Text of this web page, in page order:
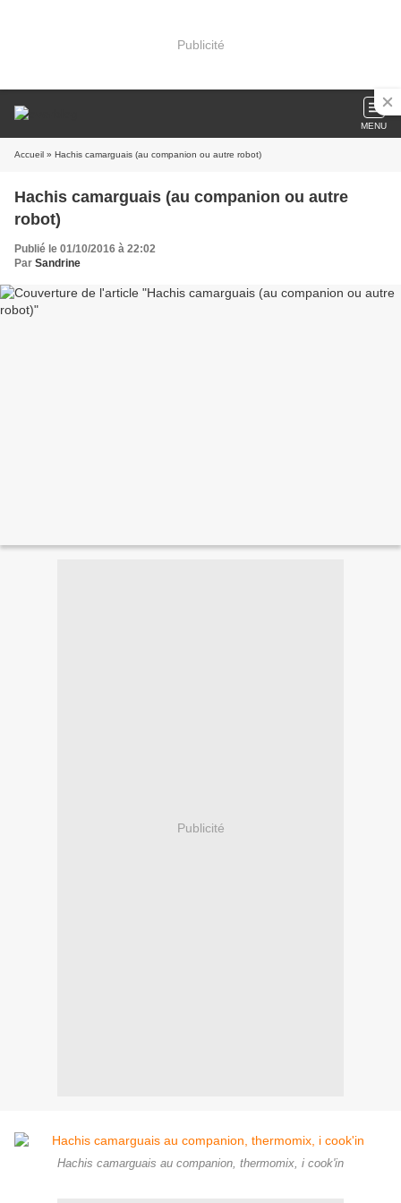
Publicité
MENU
Accueil » Hachis camarguais (au companion ou autre robot)
Hachis camarguais (au companion ou autre
robot)
Publié le 01/10/2016 à 22:02
Par Sandrine
Publicité
Hachis camarguais au companion, thermomix, i cook'in